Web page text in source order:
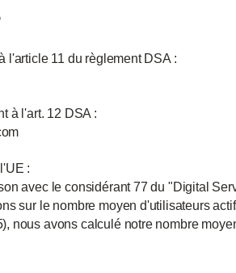
l'article 11 du règlement DSA :
à l'art. 12 DSA :
:
avec le considérant 77 du "Digital
sur le nombre moyen d'utilisateurs
nous avons calculé notre nombre